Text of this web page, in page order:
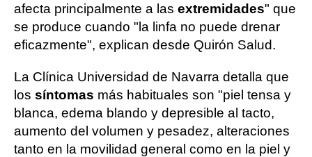
afecta principalmente a las extremidades" que
se produce cuando "la linfa no puede drenar
eficazmente", explican desde Quirón Salud.
La Clínica Universidad de Navarra detalla que
los síntomas más habituales son "piel tensa y
blanca, edema blando y depresible al tacto,
aumento del volumen y pesadez, alteraciones
tanto en la movilidad general como en la piel y